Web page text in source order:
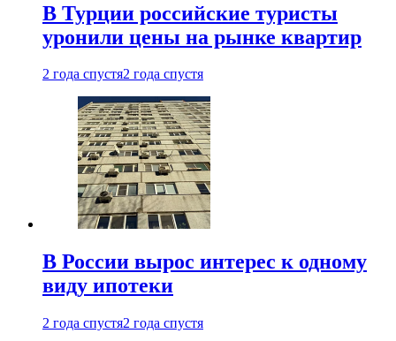
В Турции российские туристы
уронили цены на рынке квартир
2 года спустя2 года спустя
В России вырос интерес к одному
виду ипотеки
2 года спустя2 года спустя